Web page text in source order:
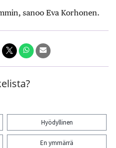
sanoo Eva Korhonen.
Hyödyllinen
En ymmärrä